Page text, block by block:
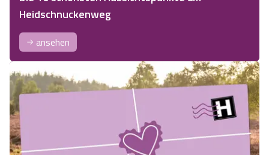
Heidschnuckenweg
ansehen